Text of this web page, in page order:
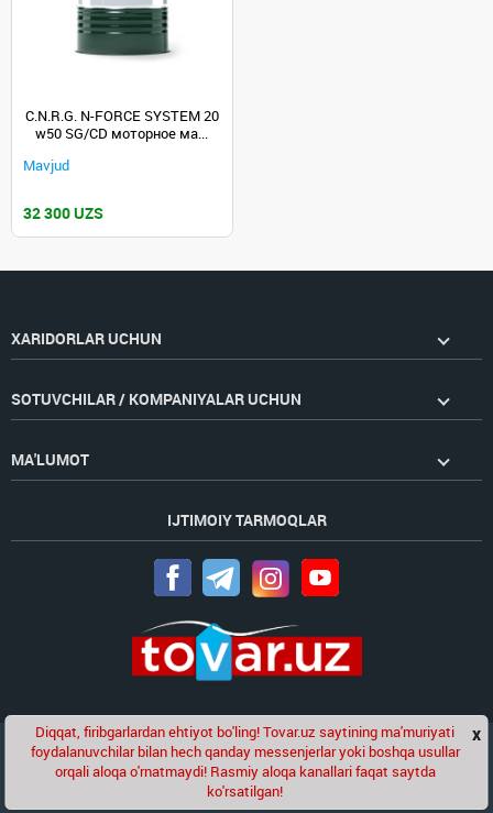
C.N.R.G. N-FORCE SYSTEM 20
w50 SG/CD моторное ма...
Mavjud
32 300 UZS
XARIDORLAR UCHUN
SOTUVCHILAR / KOMPANIYALAR UCHUN
MA'LUMOT
IJTIMOIY TARMOQLAR
Golden Pageskompaniyasining loyihasi
© 2020-2026 tovar.uz | Barcha huquqlar himoyalangan
Chat x
Diqqat, firibgarlardan ehtiyot bo'ling! Tovar.uz saytining ma'muriyati
foydalanuvchilar bilan hech qanday messenjerlar yoki boshqa usullar
orqali aloqa o'rnatmaydi! Rasmiy aloqa kanallari faqat saytda
ko'rsatilgan!